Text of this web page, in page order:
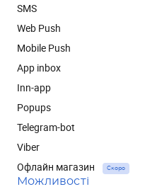
SMS
Web Push
Mobile Push
App inbox
Inn-app
Popups
Telegram-bot
Viber
Офлайн магазин
Скоро
Можливості